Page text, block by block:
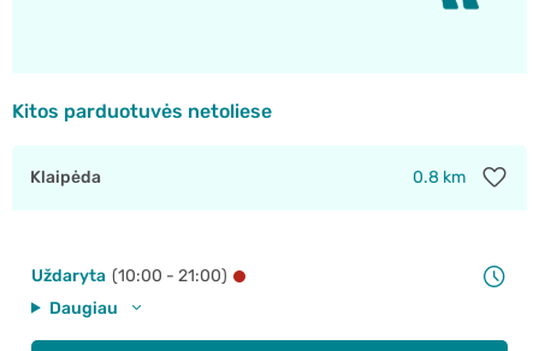
Kitos parduotuvės netoliese
Klaipėda 0.8 km
Uždaryta (10:00 - 21:00)
Daugiau